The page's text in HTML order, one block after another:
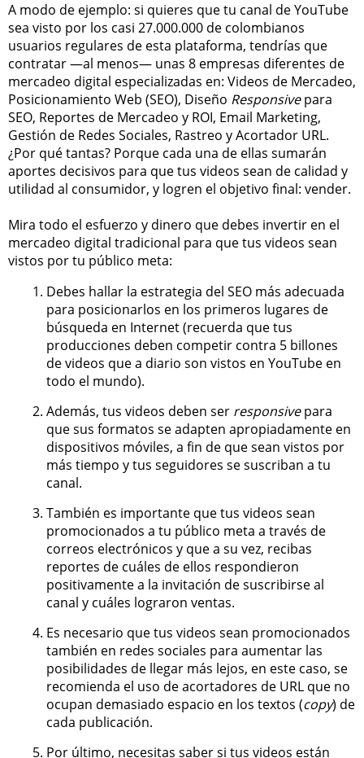
A modo de ejemplo: si quieres que tu canal de YouTube
sea visto por los casi 27.000.000 de colombianos
usuarios regulares de esta plataforma, tendrías que
contratar —al menos— unas 8 empresas diferentes de
mercadeo digital especializadas en: Videos de Mercadeo,
Posicionamiento Web (SEO), Diseño Responsivepara
SEO, Reportes de Mercadeo y ROI, Email Marketing,
Gestión de Redes Sociales, Rastreo y Acortador URL.
¿Por qué tantas? Porque cada una de ellas sumarán
aportes decisivos para que tus videos sean de calidad y
utilidad al consumidor, y logren el objetivo final: vender.
Mira todo el esfuerzo y dinero que debes invertir en el
mercadeo digital tradicional para que tus videos sean
vistos por tu público meta:
Debes hallar la estrategia del SEO más adecuada
para posicionarlos en los primeros lugares de
búsqueda en Internet (recuerda que tus
producciones deben competir contra 5 billones
de videos que a diario son vistos en YouTube en
todo el mundo).
Además, tus videos deben ser responsivepara
que sus formatos se adapten apropiadamente en
dispositivos móviles, a fin de que sean vistos por
más tiempo y tus seguidores se suscriban a tu
canal.
También es importante que tus videos sean
promocionados a tu público meta a través de
correos electrónicos y que a su vez, recibas
reportes de cuáles de ellos respondieron
positivamente a la invitación de suscribirse al
canal y cuáles lograron ventas.
Es necesario que tus videos sean promocionados
también en redes sociales para aumentar las
posibilidades de llegar más lejos, en este caso, se
recomienda el uso de acortadores de URL que no
ocupan demasiado espacio en los textos (copy) de
cada publicación.
Por último, necesitas saber si tus videos están